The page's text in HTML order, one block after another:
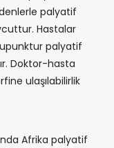
palyatif
Hastalar
palyatif
Doktor-hasta
ulaşılabilirlik
Afrika palyatif